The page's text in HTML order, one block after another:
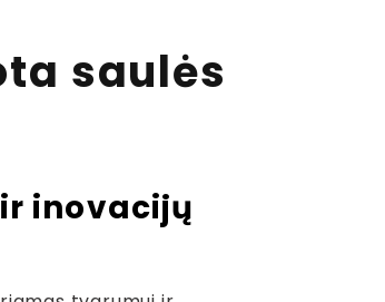
saulės
inovacijų